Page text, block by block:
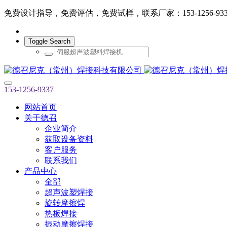
免费设计指导，免费评估，免费试样，联系厂家：153-1256-
Toggle Search
153-1256-9337
网站首页
关于德召
企业简介
获取设备资料
客户服务
联系我们
产品中心
全部
超声波塑焊接
旋转摩擦焊
热板焊接
振动摩擦焊接